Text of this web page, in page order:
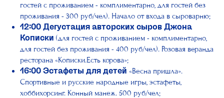
гостей с проживанием - комплиментарно, для гостей без
проживания - 300 руб/чел). Начало от входа в сыроварню;
12:00 Дегустация авторских сыров Джона
Кописки (для гостей с проживанием - комплиментарно,
для гостей без проживания - 400 руб/чел). Розовая веранда
ресторана «Кописки.Есть корова»;
16:00 Эстафеты для детей «Весна пришла».
Спортивные и русские народные игры, эстафеты,
хоббихорсинг. Конный манеж. 500 руб/чел;